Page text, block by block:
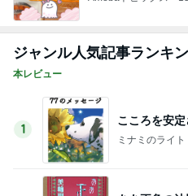
1
ミナミのライト
2
ああ正負の
心ゆたかに生